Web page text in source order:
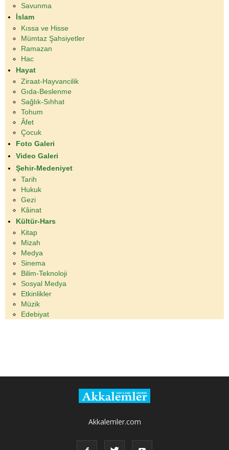
Savunma
İslam
Kıssa ve Hisse
Mümtaz Şahsiyetler
Ramazan
Hac
Hayat
Ziraat-Hayvancilik
Gıda-Beslenme
Sağlık-Sıhhat
Tohum
Âfet
Çocuk
Foto Galeri
Video Galeri
Şehir-Medeniyet
Tarih
Hukuk
Gezi
Kâinat
Kültür-Hars
Kitap
Mizah
Medya
Sinema
Bilim-Teknoloji
Sosyal Medya
Etkinlikler
Müzik
Edebiyat
Akkalemler.com